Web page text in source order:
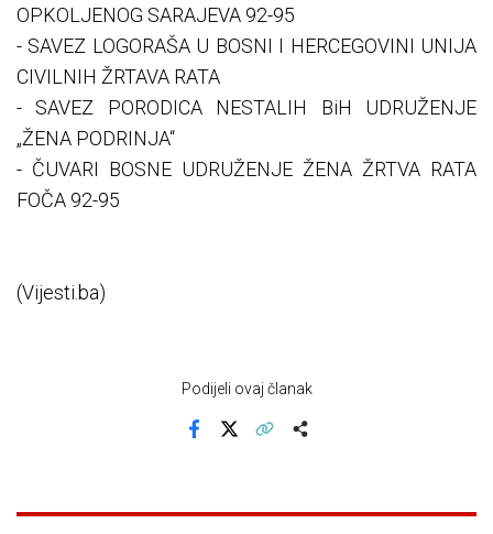
OPKOLJENOG SARAJEVA 92-95
- SAVEZ LOGORAŠA U BOSNI I HERCEGOVINI UNIJA
CIVILNIH ŽRTAVA RATA
- SAVEZ PORODICA NESTALIH BiH UDRUŽENJE
„ŽENA PODRINJA“
- ČUVARI BOSNE UDRUŽENJE ŽENA ŽRTVA RATA
FOČA 92-95
(Vijesti.ba)
Podijeli ovaj članak
Facebook